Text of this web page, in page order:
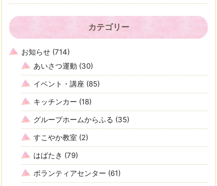
カテゴリー
お知らせ (714)
あいさつ運動 (30)
イベント・講座 (85)
キッチンカー (18)
グループホームからふる (35)
すこやか教室 (2)
はばたき (79)
ボランティアセンター (61)